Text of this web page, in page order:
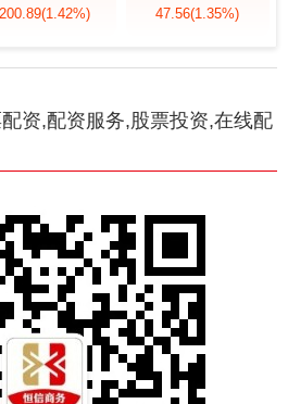
200.89(1.42%) 47.56(1.35%)
资,配资服务,股票投资,在线配